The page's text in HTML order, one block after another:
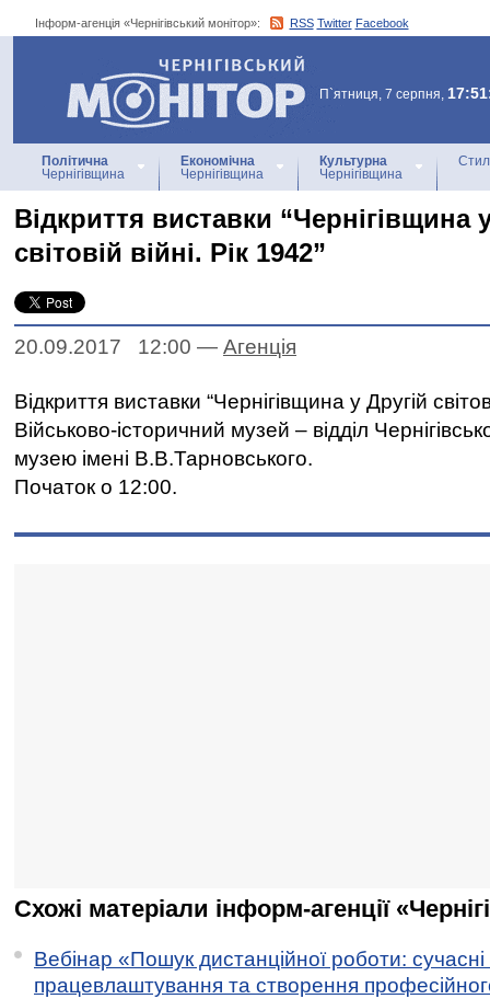
Інформ-агенція «Чернігівський монітор»: RSS Twitter Facebook
Інформ-агенція
«Чернігівський монітор»
П`ятниця, 7 серпня,
Політична
Чернігівщина
Економічна
Чернігівщина
Культурна
Чернігівщина
Відкриття виставки “Чернігівщина
світовій війні. Рік 1942”
20.09.2017 12:00 — Агенцiя
Відкриття виставки “Чернігівщина у Другій
Військово-історичний музей – відділ
музею імені В.В.Тарновського.
Початок о 12:00.
Схожі матеріали інформ-агенції
Вебінар «Пошук дистанційної роботи:
працевлаштування та створення